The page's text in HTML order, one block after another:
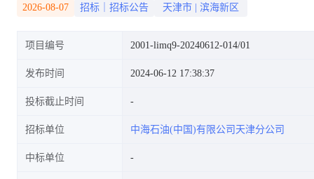
2026-08-07 招标｜招标公告 天津市 滨海新区
项目编号 2001-limq9-20240612-014/01
发布时间 2024-06-12 17:38:37
投标截止时间
招标单位 中海石油(中国)有限公司天津分公司
中标单位